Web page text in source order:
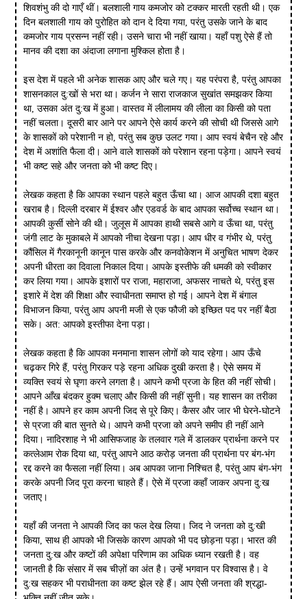
शिवशंभु की दो गाएँ थीं। बलशाली गाय कमजोर को टक्कर मारती रहती थी। एक
दिन बलशाली गाय को पुरोहित को दान दे दिया गया, परंतु उसके जाने के बाद
कमजोर गाय प्रसन्न नहीं रही। उसने चारा भी नहीं खाया। यहाँ पशु ऐसे हैं तो
मानव की दशा का अंदाजा लगाना मुश्किल होता है।
इस देश में पहले भी अनेक शासक आए और चले गए। यह परंपरा है, परंतु आपका
शासनकाल दु:खों से भरा था। कर्जन ने सारा राजकाज सुखांत समझकर किया
था, उसका अंत दु:ख में हुआ। वास्तव में लीलामय की लीला का किसी को पता
नहीं चलता। दूसरी बार आने पर आपने ऐसे कार्य करने की सोची थी जिससे आगे
के शासकों को परेशानी न हो, परंतु सब कुछ उलट गया। आप स्वयं बेचैन रहे और
देश में अशांति फैला दी। आने वाले शासकों को परेशान रहना पड़ेगा। आपने स्वयं
भी कष्ट सहे और जनता को भी कष्ट दिए।
लेखक कहता है कि आपका स्थान पहले बहुत ऊँचा था। आज आपकी दशा बहुत
खराब है। दिल्ली दरबार में ईश्वर और एडवर्ड के बाद आपका सर्वोच्च स्थान था।
आपकी कुर्सी सोने की थी। जुलूस में आपका हाथी सबसे आगे व ऊँचा था, परंतु
जंगी लाट के मुकाबले में आपको नीचा देखना पड़ा। आप धीर व गंभीर थे, परंतु
कौंसिल में गैरकानूनी कानून पास करके और कनवोकेशन में अनुचित भाषण देकर
अपनी धीरता का दिवाला निकाल दिया। आपके इस्तीफे की धमकी को स्वीकार
कर लिया गया। आपके इशारों पर राजा, महाराजा, अफसर नाचते थे, परंतु इस
इशारे में देश की शिक्षा और स्वाधीनता समाप्त हो गई। आपने देश में बंगाल
विभाजन किया, परंतु आप अपनी मजी से एक फौजी को इच्छित पद पर नहीं बैठा
सके। अत: आपको इस्तीफा देना पड़ा।
लेखक कहता है कि आपका मनमाना शासन लोगों को याद रहेगा। आप ऊँचे
चढ़कर गिरे हैं, परंतु गिरकर पड़े रहना अधिक दुखी करता है। ऐसे समय में
व्यक्ति स्वयं से घृणा करने लगता है। आपने कभी प्रजा के हित की नहीं सोची।
आपने आँख बंदकर हुक्म चलाए और किसी की नहीं सुनी। यह शासन का तरीका
नहीं है। आपने हर काम अपनी जिद से पूरे किए। कैसर और जार भी घेरने-घोटने
से प्रजा की बात सुनते थे। आपने कभी प्रजा को अपने समीप ही नहीं आने
दिया। नादिरशाह ने भी आसिफजाह के तलवार गले में डालकर प्रार्थना करने पर
कत्लेआम रोक दिया था, परंतु आपने आठ करोड़ जनता की प्रार्थना पर बंग-भंग
रद्द करने का फैसला नहीं लिया। अब आपका जाना निश्चित है, परंतु आप बंग-भंग
करके अपनी जिद पूरा करना चाहते हैं। ऐसे में प्रजा कहाँ जाकर अपना दु:ख
जताए।
यहाँ की जनता ने आपकी जिद का फल देख लिया। जिद ने जनता को दु:खी
किया, साथ ही आपको भी जिसके कारण आपको भी पद छोड़ना पड़ा। भारत की
जनता दु:ख और कष्टों की अपेक्षा परिणाम का अधिक ध्यान रखती है। वह
जानती है कि संसार में सब चीज़ों का अंत है। उन्हें भगवान पर विश्वास है। वे
दु:ख सहकर भी पराधीनता का कष्ट झेल रहे हैं। आप ऐसी जनता की श्रद्धा-